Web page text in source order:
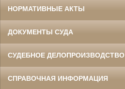
НОРМАТИВНЫЕ АКТЫ
ДОКУМЕНТЫ СУДА
СУДЕБНОЕ ДЕЛОПРОИЗВОДСТВО
СПРАВОЧНАЯ ИНФОРМАЦИЯ